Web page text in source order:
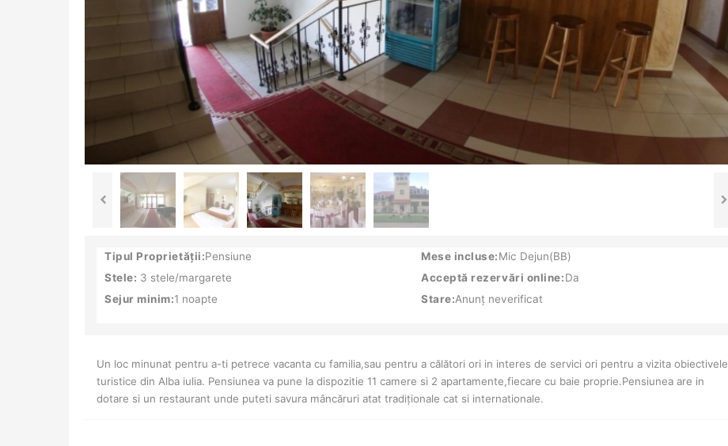
Tipul Proprietății:Pensiune
Stele: 3 stele/margarete
Sejur minim:1 noapte
Mese incluse:Mic Dejun(BB)
Acceptă rezervări online:Da
Stare:Anunț neverificat
Un loc minunat pentru a-ti petrece vacanta cu familia,sau pentru a călători ori in interes de servici ori pentru a vizita obiectivele
turistice din Alba iulia. Pensiunea va pune la dispozitie 11 camere si 2 apartamente,fiecare cu baie proprie.Pensiunea are in
dotare si un restaurant unde puteti savura mâncăruri atat tradiționale cat si internationale.